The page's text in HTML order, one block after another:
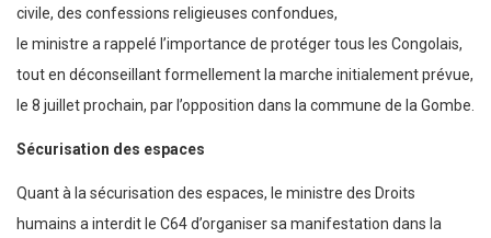
civile, des confessions religieuses confondues,
le ministre a rappelé l’importance de protéger tous les Congolais,
tout en déconseillant formellement la marche initialement prévue,
le 8 juillet prochain, par l’opposition dans la commune de la Gombe.
Sécurisation des espaces
Quant à la sécurisation des espaces, le ministre des Droits
humains a interdit le C64 d’organiser sa manifestation dans la